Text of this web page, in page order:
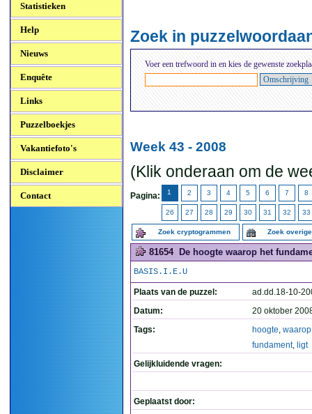
Statistieken
Help
Nieuws
Enquête
Links
Puzzelboekjes
Vakantiefoto's
Disclaimer
Contact
Zoek in
Voer een trefwoord in en kies de gewenste
Week 43 - 2008
(Klik onderaan om de
Pagina: 1 2 3 4 5 6 7 8
26 27 28 29 30 31 32 33
Zoek cryptogrammen Zoek
81654 De hoogte waarop het
BASIS.I.E.U
Plaats van de puzzel:
ad.dd.18-10-
Datum:
20 oktober
Tags:
hoogte, waarop
fundament, ligt
Gelijkluidende vragen:
Geplaatst door: